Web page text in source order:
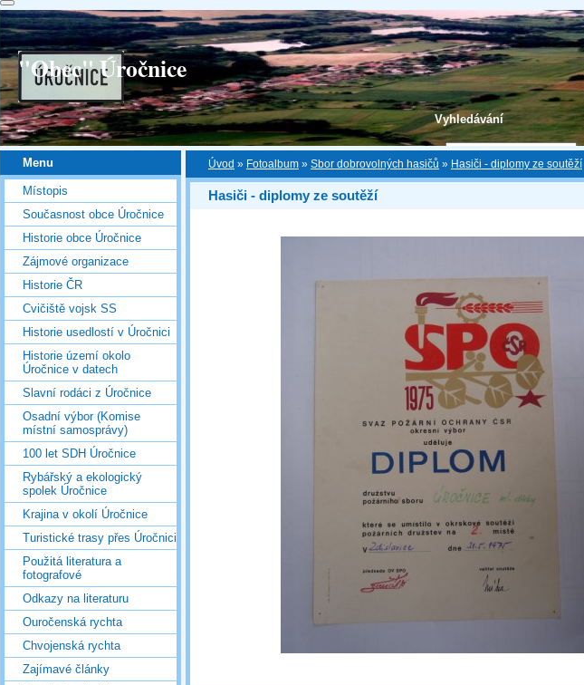
Vyhledávání
"Obec" Úročnice
Úvod » Fotoalbum » Sbor dobrovolných hasičů » Hasiči - diplomy ze soutěží
Hasiči - diplomy ze soutěží
Menu
Místopis
Současnost obce Úročnice
Historie obce Úročnice
Zájmové organizace
Historie ČR
Cvičiště vojsk SS
Historie usedlostí v Úročnici
Historie území okolo
Úročnice v datech
Slavní rodáci z Úročnice
Osadní výbor (Komise
místní samosprávy)
100 let SDH Úročnice
Rybářský a ekologický
spolek Úročnice
Krajina v okolí Úročnice
Turistické trasy přes Úročnici
Použitá literatura a
fotografové
Odkazy na literaturu
Ouročenská rychta
Chvojenská rychta
Zajímavé články